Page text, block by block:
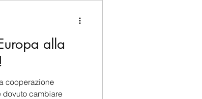
alla
cooperazione
dovuto cambiare